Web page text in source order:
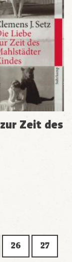
Zeit des
26 27